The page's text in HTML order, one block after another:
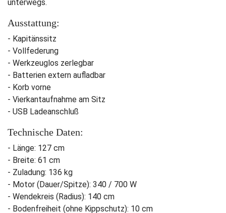
unterwegs.
Ausstattung:
- Kapitänssitz
- Vollfederung
- Werkzeuglos zerlegbar
- Batterien extern aufladbar
- Korb vorne
- Vierkantaufnahme am Sitz
- USB Ladeanschluß
Technische Daten:
- Länge: 127 cm
- Breite: 61 cm
- Zuladung: 136 kg
- Motor (Dauer/Spitze): 340 / 700 W
- Wendekreis (Radius): 140 cm
- Bodenfreiheit (ohne Kippschutz): 10 cm